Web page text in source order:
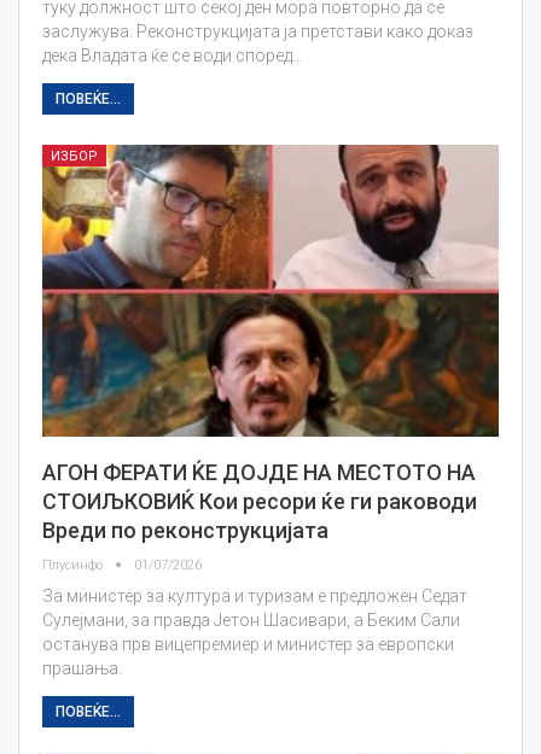
туку должност што секој ден мора повторно да се
заслужува. Реконструкцијата ја претстави како доказ
дека Владата ќе се води според…
ПОВЕЌЕ...
ИЗБОР
АГОН ФЕРАТИ ЌЕ ДОЈДЕ НА МЕСТОТО НА
СТОИЉКОВИЌ Кои ресори ќе ги раководи
Вреди по реконструкцијата
Плусинфо 01/07/2026
За министер за култура и туризам е предложен Седат
Сулејмани, за правда Јетон Шасивари, а Беким Сали
останува прв вицепремиер и министер за европски
прашања.
ПОВЕЌЕ...